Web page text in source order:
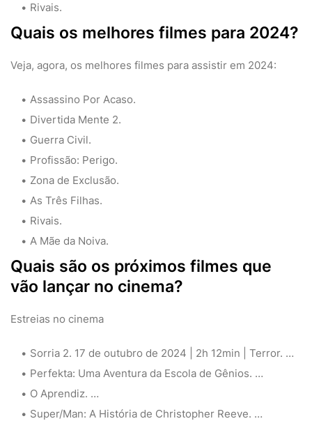
Rivais.
Quais os melhores filmes para 2024?
Veja, agora, os melhores filmes para assistir em 2024:
Assassino Por Acaso.
Divertida Mente 2.
Guerra Civil.
Profissão: Perigo.
Zona de Exclusão.
As Três Filhas.
Rivais.
A Mãe da Noiva.
Quais são os próximos filmes que
vão lançar no cinema?
Estreias no cinema
Sorria 2. 17 de outubro de 2024 | 2h 12min | Terror. …
Perfekta: Uma Aventura da Escola de Gênios. …
O Aprendiz. …
Super/Man: A História de Christopher Reeve. …